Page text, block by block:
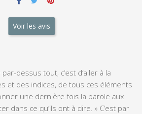
Voir les avis
dessus tout, c’est d’aller à la
et des indices, de tous ces éléments
une dernière fois la parole aux
dans ce qu’ils ont à dire. » C’est par